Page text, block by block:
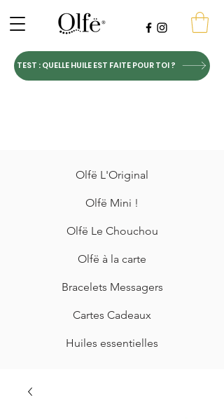
TEST : QUELLE HUILE EST FAITE POUR TOI ?
Olfë L'Original
Olfë Mini !
Olfë Le Chouchou
Olfë à la carte
Bracelets Messagers
Cartes Cadeaux
Huiles essentielles